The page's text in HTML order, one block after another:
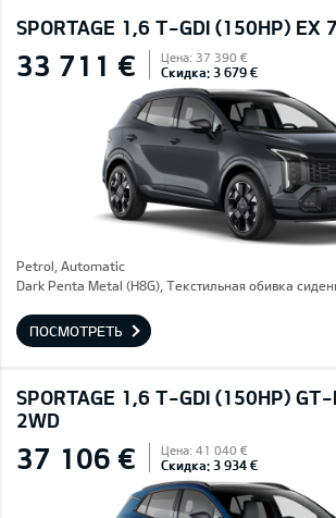
SPORTAGE 1,6 T-GDI (150HP) EX
33 711 € Цена: 37 390 €
Скидка: 3 679 €
Petrol, Automatic
Dark Penta Metal (H8G), Текстильная обивка
ПОСМОТРЕТЬ
SPORTAGE 1,6 T-GDI (150HP) GT-
2WD
37 106 € Цена: 41 040 €
Скидка: 3 934 €